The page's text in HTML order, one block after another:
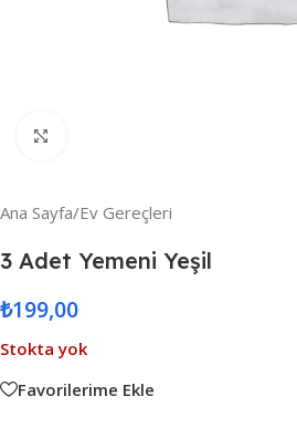
Ana Sayfa/Ev Gereçleri
3 Adet Yemeni Yeşil
₺199,00
Stokta yok
Favorilerime Ekle